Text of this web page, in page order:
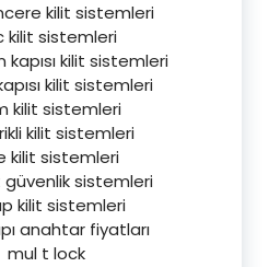
kilit sistemleri
kilit sistemleri
kilit sistemleri
kilit sistemleri
kilit sistemleri
kilit sistemleri
kilit sistemleri
güvenlik sistemleri
kilit sistemleri
anahtar fiyatları
mul t lock